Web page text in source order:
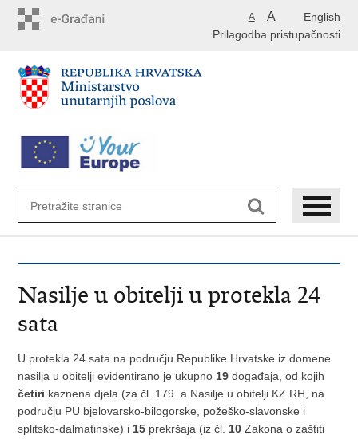
English
A A
Prilagodba pristupačnosti
Nasilje u obitelji u protekla 24
sata
U protekla 24 sata na području Republike Hrvatske iz domene
nasilja u obitelji evidentirano je ukupno 19 događaja, od kojih
četiri kaznena djela (za čl. 179. a Nasilje u obitelji KZ RH, na
području PU bjelovarsko-bilogorske, požeško-slavonske i
splitsko-dalmatinske) i 15 prekršaja (iz čl. 10Zakona o zaštiti